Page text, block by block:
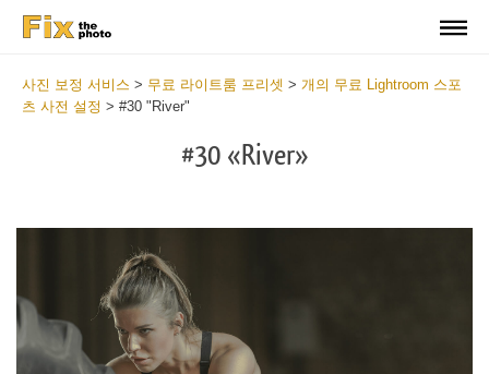
사진 보정 서비스 > 무료 라이트룸 프리셋 > 개의 무료 Lightroom 스포
츠 사전 설정 > #30 "River"
#30 «River»